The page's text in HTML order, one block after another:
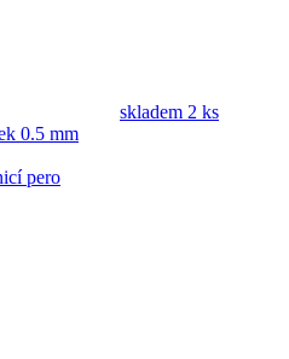
skladem 2 ks
0.5 mm